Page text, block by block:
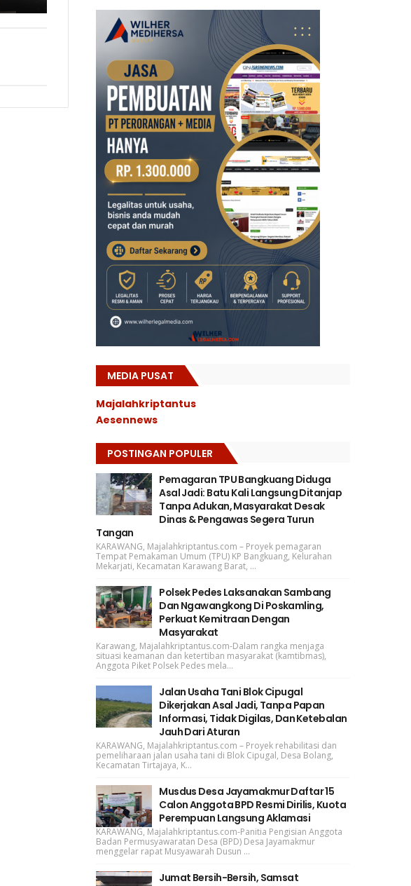
MEDIA PUSAT
Majalahkriptantus
Aesennews
POSTINGAN POPULER
Pemagaran TPU Bangkuang Diduga
Asal Jadi: Batu Kali Langsung Ditanjap
Tanpa Adukan, Masyarakat Desak
Dinas & Pengawas Segera Turun
Tangan
KARAWANG, Majalahkriptantus.com – Proyek pemagaran
Tempat Pemakaman Umum (TPU) KP Bangkuang, Kelurahan
Mekarjati, Kecamatan Karawang Barat, ...
Polsek Pedes Laksanakan Sambang
Dan Ngawangkong Di Poskamling,
Perkuat Kemitraan Dengan
Masyarakat
Karawang, Majalahkriptantus.com-Dalam rangka menjaga
situasi keamanan dan ketertiban masyarakat (kamtibmas),
Anggota Piket Polsek Pedes mela...
Jalan Usaha Tani Blok Cipugal
Dikerjakan Asal Jadi, Tanpa Papan
Informasi, Tidak Digilas, Dan Ketebalan
Jauh Dari Aturan
KARAWANG, Majalahkriptantus.com – Proyek rehabilitasi dan
pemeliharaan jalan usaha tani di Blok Cipugal, Desa Bolang,
Kecamatan Tirtajaya, K...
Musdus Desa Jayamakmur Daftar 15
Calon Anggota BPD Resmi Dirilis, Kuota
Perempuan Langsung Aklamasi
KARAWANG, Majalahkriptantus.com-Panitia Pengisian Anggota
Badan Permusyawaratan Desa (BPD) Desa Jayamakmur
menggelar rapat Musyawarah Dusun ...
Jumat Bersih-Bersih, Samsat